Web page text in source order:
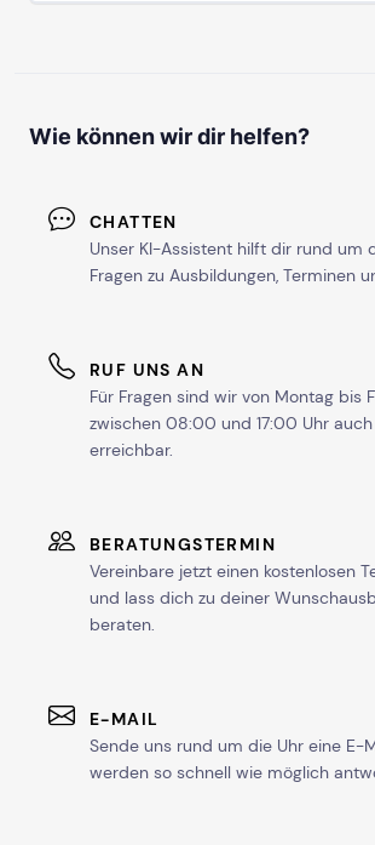
Wie können wir dir helfen?
CHATTEN
Unser KI-Assistent hilft dir rund um
Fragen zu Ausbildungen, Terminen
RUF UNS AN
Für Fragen sind wir von Montag bis
zwischen 08:00 und 17:00 Uhr
erreichbar.
BERATUNGSTERMIN
Vereinbare jetzt einen kostenlosen
und lass dich zu deiner
beraten.
E-MAIL
Sende uns rund um die Uhr eine E-
werden so schnell wie möglich